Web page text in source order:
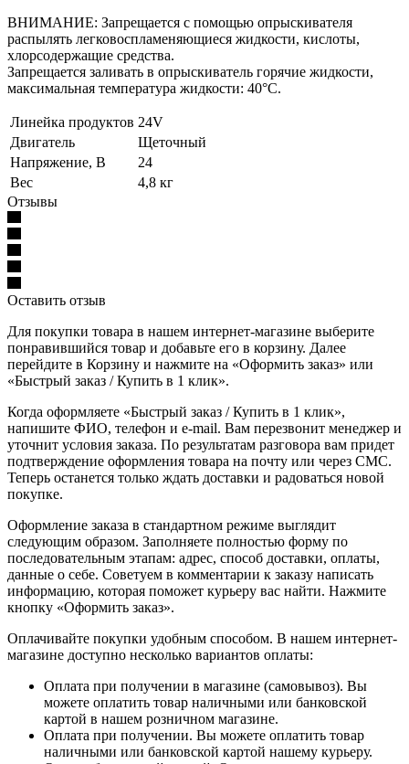
ВНИМАНИЕ: Запрещается с помощью опрыскивателя
распылять легковоспламеняющиеся жидкости, кислоты,
хлорсодержащие средства.
Запрещается заливать в опрыскиватель горячие жидкости,
максимальная температура жидкости: 40°C.
Линейка продуктов 24V
Двигатель
Щеточный
Напряжение, В
24
Вес
4,8 кг
Отзывы
Оставить отзыв
Для покупки товара в нашем интернет-магазине выберите
понравившийся товар и добавьте его в корзину. Далее
перейдите в Корзину и нажмите на «Оформить заказ» или
«Быстрый заказ / Купить в 1 клик».
Когда оформляете «Быстрый заказ / Купить в 1 клик»,
напишите ФИО, телефон и e-mail. Вам перезвонит менеджер и
уточнит условия заказа. По результатам разговора вам придет
подтверждение оформления товара на почту или через СМС.
Теперь останется только ждать доставки и радоваться новой
покупке.
Оформление заказа в стандартном режиме выглядит
следующим образом. Заполняете полностью форму по
последовательным этапам: адрес, способ доставки, оплаты,
данные о себе. Советуем в комментарии к заказу написать
информацию, которая поможет курьеру вас найти. Нажмите
кнопку «Оформить заказ».
Оплачивайте покупки удобным способом. В нашем интернет-
магазине доступно несколько вариантов оплаты:
Оплата при получении в магазине (самовывоз). Вы
можете оплатить товар наличными или банковской
картой в нашем розничном магазине.
Оплата при получении. Вы можете оплатить товар
наличными или банковской картой нашему курьеру.